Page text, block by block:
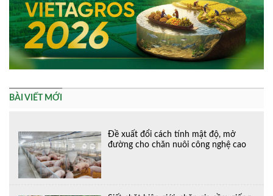
BÀI VIẾT MỚI
Đề xuất đổi cách tính mật độ, mở
đường cho chăn nuôi công nghệ cao